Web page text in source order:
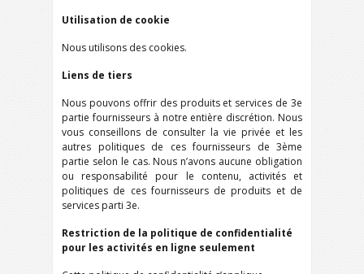
Utilisation de cookie
Nous utilisons des cookies.
Liens de tiers
Nous pouvons offrir des produits et services de 3e
partie fournisseurs à notre entière discrétion. Nous
vous conseillons de consulter la vie privée et les
autres politiques de ces fournisseurs de 3ème
partie selon le cas. Nous n’avons aucune obligation
ou responsabilité pour le contenu, activités et
politiques de ces fournisseurs de produits et de
services parti 3e.
Restriction de la politique de confidentialité
pour les activités en ligne seulement